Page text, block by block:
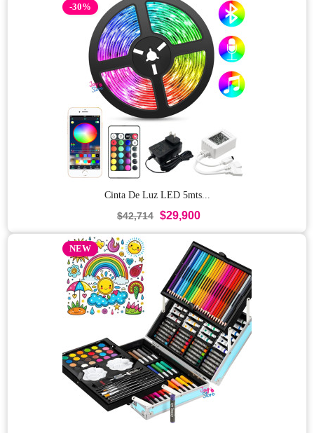
-30%
Cinta De Luz LED 5mts...
$42,714 $29,900
NEW